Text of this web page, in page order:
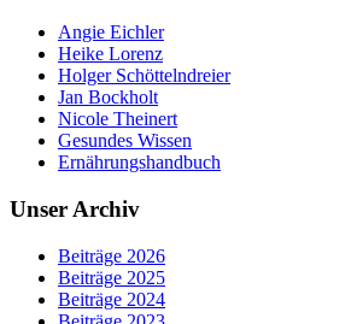
Angie Eichler
Heike Lorenz
Holger Schöttelndreier
Jan Bockholt
Nicole Theinert
Gesundes Wissen
Ernährungshandbuch
Unser Archiv
Beiträge 2026
Beiträge 2025
Beiträge 2024